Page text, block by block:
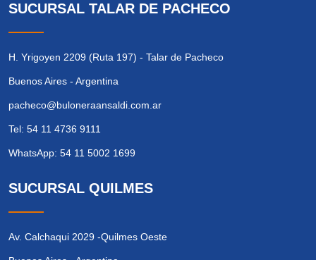
SUCURSAL TALAR DE PACHECO
H. Yrigoyen 2209 (Ruta 197) - Talar de Pacheco
Buenos Aires - Argentina
pacheco@buloneraansaldi.com.ar
Tel: 54 11 4736 9111
WhatsApp: 54 11 5002 1699
SUCURSAL QUILMES
Av. Calchaqui 2029 -Quilmes Oeste